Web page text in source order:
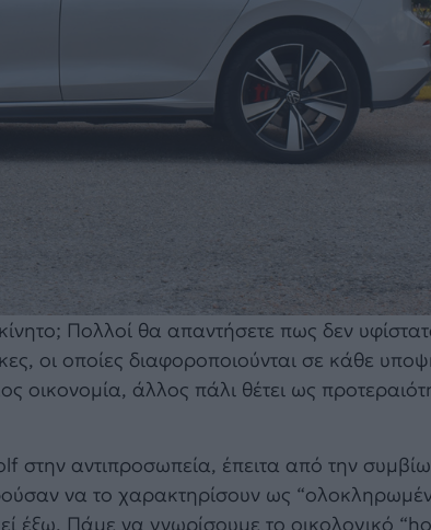
Πολλοί θα απαντήσετε πως δεν
οι οποίες διαφοροποιούνται σε κάθε
οικονομία, άλλος πάλι θέτει ως
στην αντιπροσωπεία, έπειτα από την
να το χαρακτηρίσουν ως
έξω. Πάμε να γνωρίσουμε το οικολογικό